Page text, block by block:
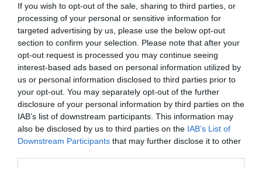
If you wish to opt-out of the sale, sharing to third parties, or
processing of your personal or sensitive information for
targeted advertising by us, please use the below opt-out
section to confirm your selection. Please note that after your
opt-out request is processed you may continue seeing
interest-based ads based on personal information utilized by
us or personal information disclosed to third parties prior to
your opt-out. You may separately opt-out of the further
disclosure of your personal information by third parties on the
IAB’s list of downstream participants. This information may
also be disclosed by us to third parties on the IAB’s List of
Downstream Participants that may further disclose it to other
a műsorban az erőszak "explicit módon jelent meg", a vér
látványa, a trágár, szexuális tartalmú kifejezések elhangzása a
hatóság szerint a 16 éven aluliakban "nem biztos, hogy megértésre
talál".
A médiatanács szerint az sem jó üzenet a műsorszám
gyermekkorú nézőinek, hogy - téves következtetésként -
konfliktusaik kezelésének elfogadott módja az agresszió - mondta.
Bartóki-Gönczy Balázs kitért arra, hogy műsor miatt kiszabott 10
millió forintos bírság a maximális büntetés öt százaléka, de
arányban áll azzal, amekkora előnyt a médiaszolgáltató el tud érni
a műsor bevételeivel.
A médiatanács további két eljárásban vizsgálja a Sztárbox